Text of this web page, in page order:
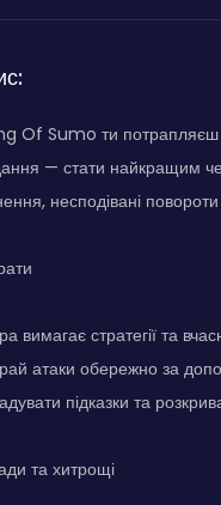
Of Sumo ти потрапляєш
— стати найкращим
несподівані
вимагає стратегії та
атаки обережно за
підказки та
та хитрощі